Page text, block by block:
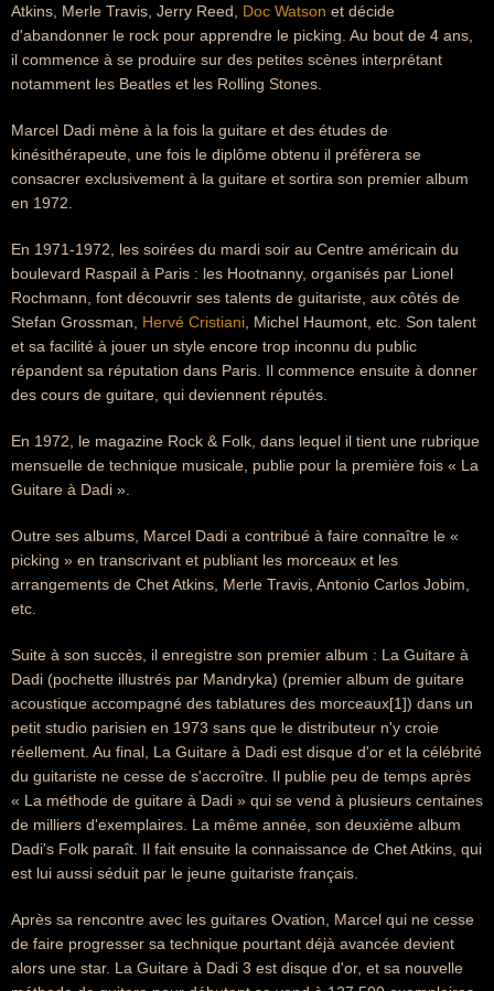
Atkins, Merle Travis, Jerry Reed, Doc Watson et décide
d'abandonner le rock pour apprendre le picking. Au bout de 4 ans,
il commence à se produire sur des petites scènes interprétant
notamment les Beatles et les Rolling Stones.
Marcel Dadi mène à la fois la guitare et des études de
kinésithérapeute, une fois le diplôme obtenu il préfèrera se
consacrer exclusivement à la guitare et sortira son premier album
en 1972.
En 1971-1972, les soirées du mardi soir au Centre américain du
boulevard Raspail à Paris : les Hootnanny, organisés par Lionel
Rochmann, font découvrir ses talents de guitariste, aux côtés de
Stefan Grossman, Hervé Cristiani , Michel Haumont, etc. Son talent
et sa facilité à jouer un style encore trop inconnu du public
répandent sa réputation dans Paris. Il commence ensuite à donner
des cours de guitare, qui deviennent réputés.
En 1972, le magazine Rock & Folk, dans lequel il tient une rubrique
mensuelle de technique musicale, publie pour la première fois « La
Guitare à Dadi ».
Outre ses albums, Marcel Dadi a contribué à faire connaître le «
picking » en transcrivant et publiant les morceaux et les
arrangements de Chet Atkins, Merle Travis, Antonio Carlos Jobim,
etc.
Suite à son succès, il enregistre son premier album : La Guitare à
Dadi (pochette illustrés par Mandryka) (premier album de guitare
acoustique accompagné des tablatures des morceaux[1]) dans un
petit studio parisien en 1973 sans que le distributeur n'y croie
réellement. Au final, La Guitare à Dadi est disque d'or et la célébrité
du guitariste ne cesse de s'accroître. Il publie peu de temps après
« La méthode de guitare à Dadi » qui se vend à plusieurs centaines
de milliers d'exemplaires. La même année, son deuxième album
Dadi's Folk paraît. Il fait ensuite la connaissance de Chet Atkins, qui
est lui aussi séduit par le jeune guitariste français.
Après sa rencontre avec les guitares Ovation, Marcel qui ne cesse
de faire progresser sa technique pourtant déjà avancée devient
alors une star. La Guitare à Dadi 3 est disque d'or, et sa nouvelle